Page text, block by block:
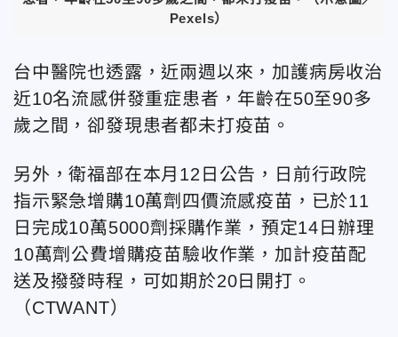
Pexels）
台中醫院也透露，近兩週以來，加護病房收治
近10名流感併發重症患者，年齡在50至90多
歲之間，卻發現患者都未打疫苗。
另外，衛福部在本月12日公告，日前行政院
指示緊急增購10萬劑四價流感疫苗，已於11
日完成10萬5000劑採購作業，預定14日辦理
10萬劑公費增購疫苗驗收作業，加計疫苗配
送及撥發時程，可如期於20日開打。
（CTWANT）